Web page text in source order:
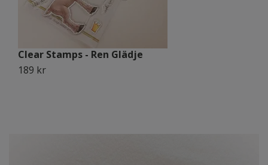
Clear Stamps - Ren Glädje
189 kr